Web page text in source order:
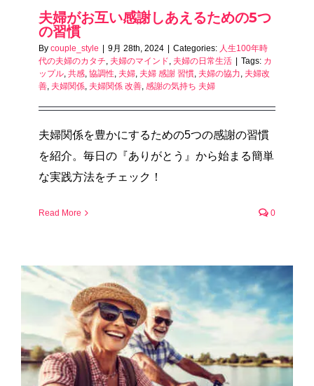
夫婦がお互い感謝しあえるための5つ
の習慣
By couple_style 9月 28th, 2024 Categories: 人生100年時
代の夫婦のカタチ, 夫婦のマインド, 夫婦の日常生活 Tags: カ
ップル, 共感, 協調性, 夫婦, 夫婦 感謝 習慣, 夫婦の協力, 夫婦改
善, 夫婦関係, 夫婦関係 改善, 感謝の気持ち 夫婦
夫婦関係を豊かにするための5つの感謝の習慣
を紹介。毎日の『ありがとう』から始まる簡単
な実践方法をチェック！
Read More 0